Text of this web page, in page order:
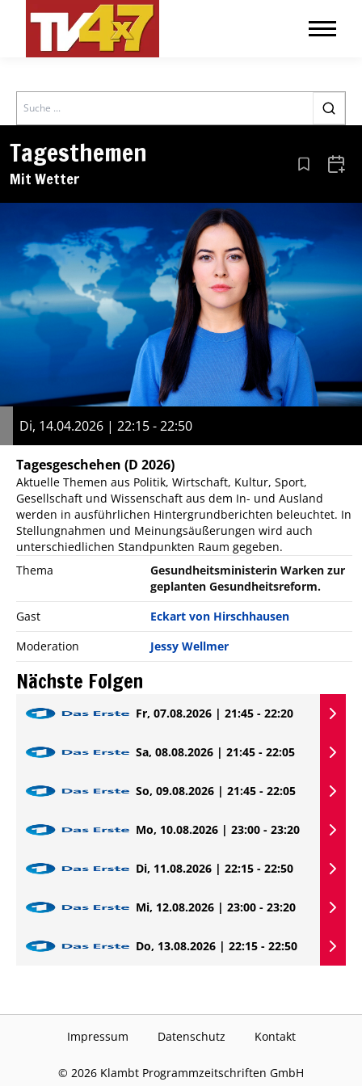
Search
Tagesthemen
Mit Wetter Aus den
Di, 14.04.2026 | 22:15 - 22:50
Tagesgeschehen (D 2026)
Aktuelle Themen aus Politik, Wirtschaft, Kultur, Sport,
Gesellschaft und Wissenschaft aus dem In- und Ausland
werden in ausführlichen Hintergrundberichten beleuchtet. In
Stellungnahmen und Meinungsäußerungen wird auch
unterschiedlichen Standpunkten Raum gegeben.
Thema
Gesundheitsministerin Warken zur
geplanten Gesundheitsreform.
Gast
Eckart von Hirschhausen
Moderation
Jessy Wellmer
Nächste Folgen
Fr, 07.08.2026 | 21:45 - 22:20
Sa, 08.08.2026 | 21:45 - 22:05
So, 09.08.2026 | 21:45 - 22:05
Mo, 10.08.2026 | 23:00 - 23:20
Di, 11.08.2026 | 22:15 - 22:50
Mi, 12.08.2026 | 23:00 - 23:20
Do, 13.08.2026 | 22:15 - 22:50
Impressum Datenschutz Kontakt
© 2026 Klambt Programmzeitschriften GmbH